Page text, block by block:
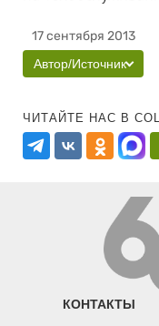
17 сентября 2013
Автор/Источник
ЧИТАЙТЕ НАС В
КОНТАКТЫ